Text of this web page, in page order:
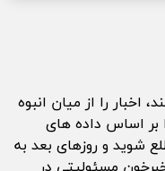
را از میان انبوه
بر اساس داده های
شوید و روزهای بعد به